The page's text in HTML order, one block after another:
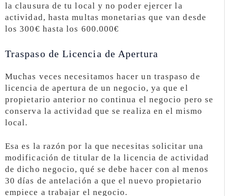
la clausura de tu local y no poder ejercer la
actividad, hasta multas monetarias que van desde
los 300€ hasta los 600.000€
Traspaso de Licencia de Apertura
Muchas veces necesitamos hacer un traspaso de
licencia de apertura de un negocio, ya que el
propietario anterior no continua el negocio pero se
conserva la actividad que se realiza en el mismo
local.
Esa es la razón por la que necesitas solicitar una
modificación de titular de la licencia de actividad
de dicho negocio, qué se debe hacer con al menos
30 días de antelación a que el nuevo propietario
empiece a trabajar el negocio.